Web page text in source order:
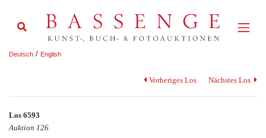
Deutsch / English
Vorheriges Los Nächstes Los
Los 6593
Auktion 126